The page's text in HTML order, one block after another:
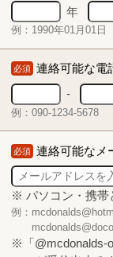
年
例：1990年01月01日
必須 連絡可能な電
-
例：090-1234-5678
必須 連絡可能なメ
※ パソコン・携帯
例：
※「@mcdonalds-